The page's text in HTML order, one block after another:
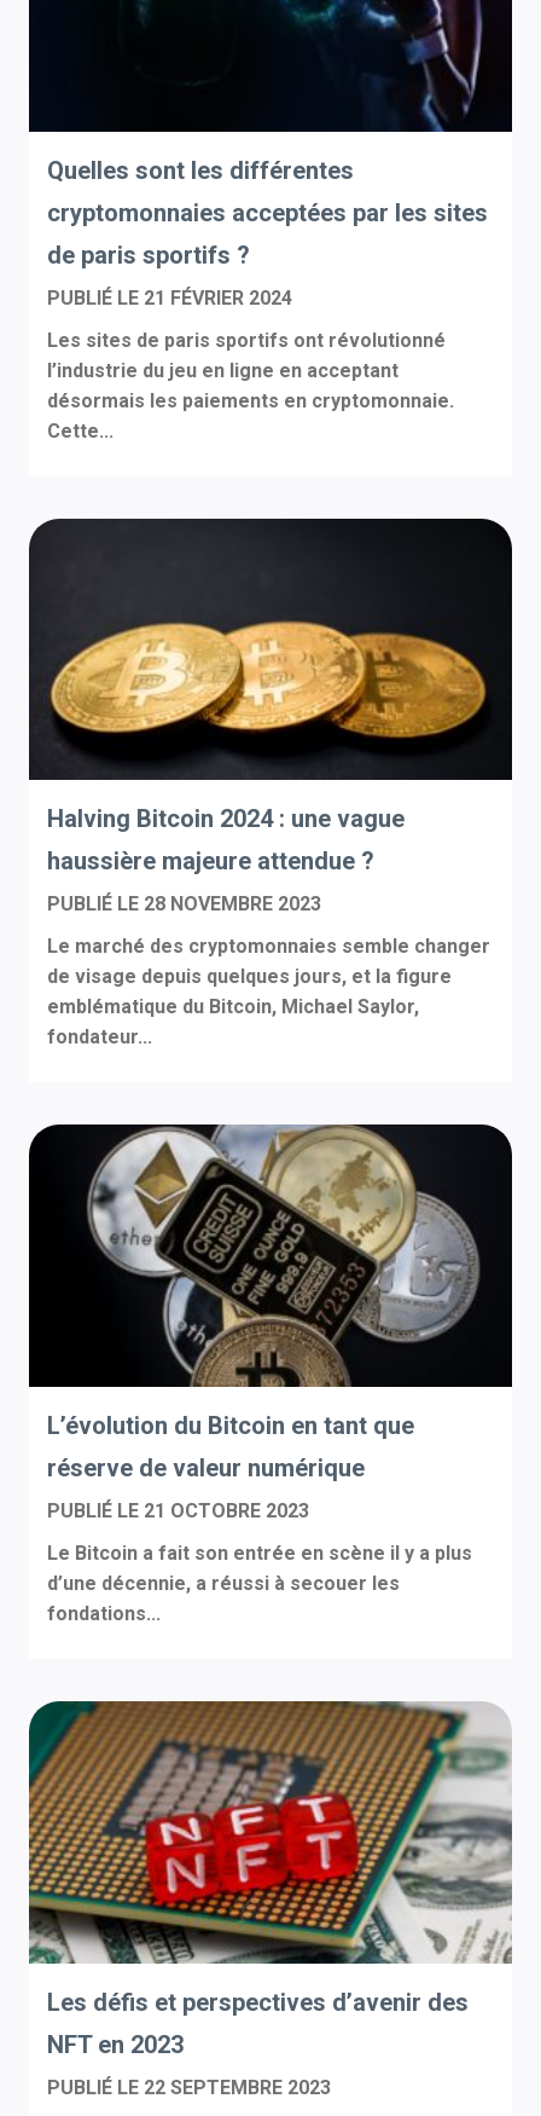
Quelles sont les différentes
cryptomonnaies acceptées par les sites
de paris sportifs ?
PUBLIÉ LE 21 FÉVRIER 2024
Les sites de paris sportifs ont révolutionné
l’industrie du jeu en ligne en acceptant
désormais les paiements en cryptomonnaie.
Cette...
Halving Bitcoin 2024 : une vague
haussière majeure attendue ?
PUBLIÉ LE 28 NOVEMBRE 2023
Le marché des cryptomonnaies semble changer
de visage depuis quelques jours, et la figure
emblématique du Bitcoin, Michael Saylor,
fondateur...
L’évolution du Bitcoin en tant que
réserve de valeur numérique
PUBLIÉ LE 21 OCTOBRE 2023
Le Bitcoin a fait son entrée en scène il y a plus
d’une décennie, a réussi à secouer les
fondations...
Les défis et perspectives d’avenir des
NFT en 2023
PUBLIÉ LE 22 SEPTEMBRE 2023